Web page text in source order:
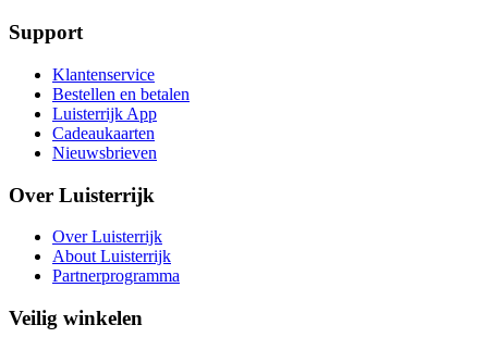
Support
Klantenservice
Bestellen en betalen
Luisterrijk App
Cadeaukaarten
Nieuwsbrieven
Over Luisterrijk
Over Luisterrijk
About Luisterrijk
Partnerprogramma
Veilig winkelen